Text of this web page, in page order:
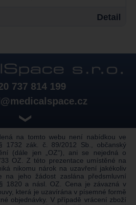
Detail
737 814 199
❯
na tomto webu není nabídkou ve
1732 zák. č. 89/2012 Sb., občanský
(dále jen „OZ“), ani se nejedná o
OZ. Z této prezentace umístěné na
nikomu nárok na uzavření jakékoliv
na jeho žádost zaslána předsmluvní
1820 a násl. OZ. Cena je závazná v
která je uzavírána v písemné formě
objednávky. V případě vrácení zboží